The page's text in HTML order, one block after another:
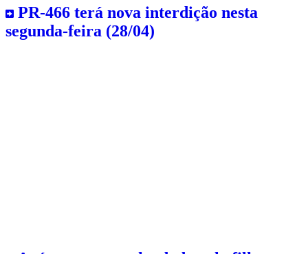
PR-466 terá nova interdição nesta
segunda-feira (28/04)